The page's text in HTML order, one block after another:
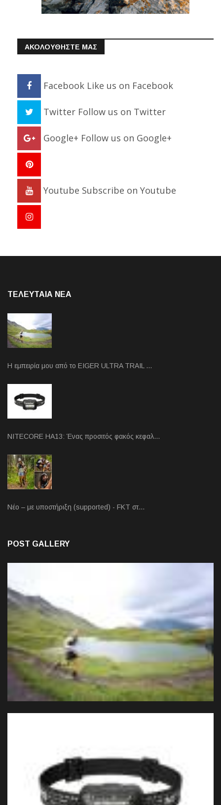
ΑΚΟΛΟΥΘΗΣΤΕ ΜΑΣ
Facebook Like us on Facebook
Twitter Follow us on Twitter
Google+ Follow us on Google+
Youtube Subscribe on Youtube
ΤΕΛΕΥΤΑΙΑ NEA
Η εμπειρία μου από το EIGER ULTRA TRAIL …
NITECORE HA13: Ένας προσιτός φακός κεφαλ…
Νέο – με υποστήριξη (supported) - FKT στ…
POST GALLERY